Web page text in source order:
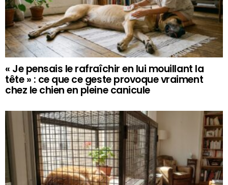
« Je pensais le rafraîchir en lui mouillant la
tête » : ce que ce geste provoque vraiment
chez le chien en pleine canicule